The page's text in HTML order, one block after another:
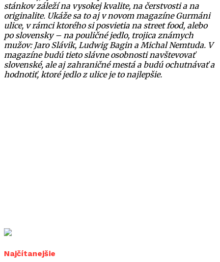
stánkov záleží na vysokej kvalite, na čerstvosti a na
originalite. Ukáže sa to aj v novom magazíne Gurmáni
ulice, v rámci ktorého si posvietia na street food, alebo
po slovensky – na pouličné jedlo, trojica známych
mužov: Jaro Slávik, Ludwig Bagin a Michal Nemtuda. V
magazíne budú tieto slávne osobnosti navštevovať
slovenské, ale aj zahraničné mestá a budú ochutnávať a
hodnotiť, ktoré jedlo z ulice je to najlepšie.
Najčítanejšie